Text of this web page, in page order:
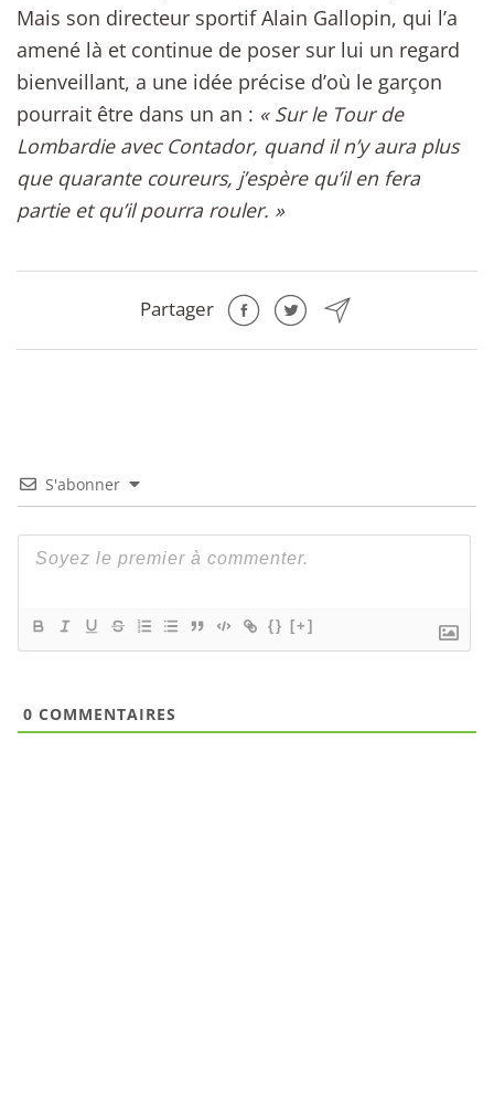
Mais son directeur sportif Alain Gallopin, qui l’a
amené là et continue de poser sur lui un regard
bienveillant, a une idée précise d’où le garçon
pourrait être dans un an : « Sur le Tour de
Lombardie avec Contador, quand il n’y aura plus
que quarante coureurs, j’espère qu’il en fera
partie et qu’il pourra rouler. »
Partager
S'abonner
{} [+]
0 COMMENTAIRES